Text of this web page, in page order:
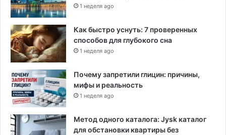
1 неделя ago
Как быстро уснуть: 7 проверенных
способов для глубокого сна
1 неделя ago
Почему запретили глицин: причины,
мифы и реальность
1 неделя ago
Метод одного каталога: Jysk каталог
для обстановки квартиры без